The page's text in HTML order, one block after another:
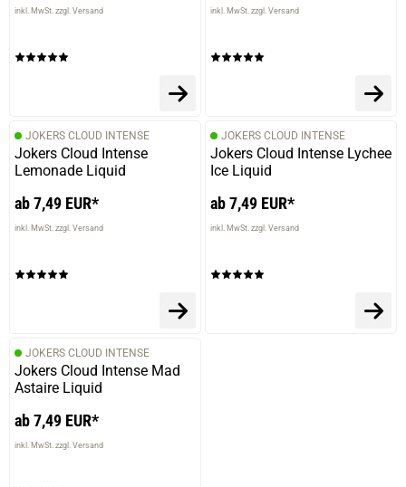
inkl. MwSt. zzgl. Versand inkl. MwSt. zzgl. Versand
JOKERS CLOUD INTENSE
Jokers Cloud Intense
Lemonade Liquid
ab 7,49 EUR*
inkl. MwSt. zzgl. Versand
JOKERS CLOUD INTENSE
Jokers Cloud Intense Lychee
Ice Liquid
ab 7,49 EUR*
inkl. MwSt. zzgl. Versand
JOKERS CLOUD INTENSE
Jokers Cloud Intense Mad
Astaire Liquid
ab 7,49 EUR*
inkl. MwSt. zzgl. Versand